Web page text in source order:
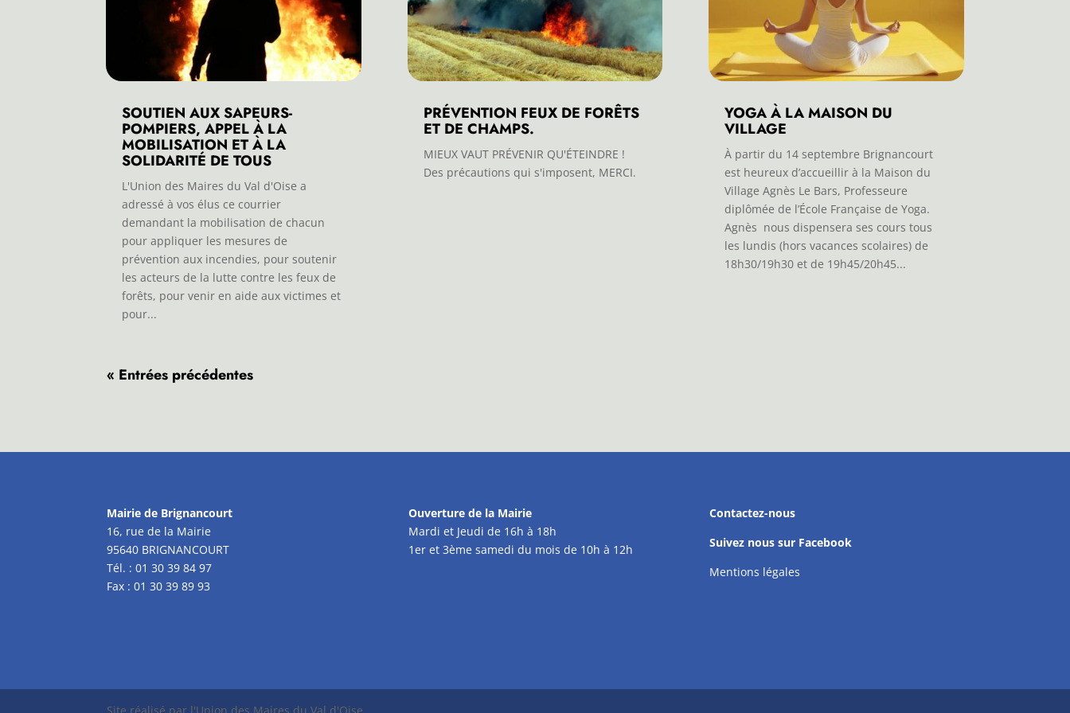
SOUTIEN AUX SAPEURS-
POMPIERS, APPEL À LA
MOBILISATION ET À LA
SOLIDARITÉ DE TOUS
L'Union des Maires du Val d'Oise a
adressé à vos élus ce courrier
demandant la mobilisation de chacun
pour appliquer les mesures de
prévention aux incendies, pour soutenir
les acteurs de la lutte contre les feux de
forêts, pour venir en aide aux victimes et
pour...
PRÉVENTION FEUX DE FORÊTS
ET DE CHAMPS.
MIEUX VAUT PRÉVENIR QU'ÉTEINDRE !
Des précautions qui s'imposent, MERCI.
YOGA À LA MAISON DU
VILLAGE
À partir du 14 septembre Brignancourt
est heureux d’accueillir à la Maison du
Village Agnès Le Bars, Professeure
diplômée de l’École Française de Yoga.
Agnès nous dispensera ses cours tous
les lundis (hors vacances scolaires) de
18h30/19h30 et de 19h45/20h45...
« Entrées précédentes
Mairie de Brignancourt
16, rue de la Mairie
95640 BRIGNANCOURT
Tél. : 01 30 39 84 97
Fax : 01 30 39 89 93
Ouverture de la Mairie
Mardi et Jeudi de 16h à 18h
1er et 3ème samedi du mois de 10h à 12h
Contactez-nous
Suivez nous sur Facebook
Mentions légales